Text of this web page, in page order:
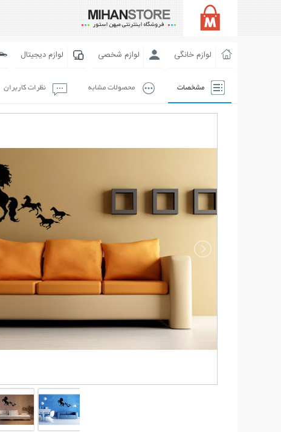
لوازم خانگی لوازم شخصی لوازم دیجیتال
مشخصات محصولات مشابه نظرات کاربران